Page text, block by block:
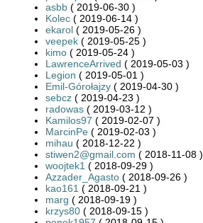
asbb ( 2019-06-30 )
Kolec ( 2019-06-14 )
ekarol ( 2019-05-26 )
veepek ( 2019-05-25 )
kimo ( 2019-05-24 )
LawrenceArrived ( 2019-05-03 )
Legion ( 2019-05-01 )
Emil-Górołajzy ( 2019-04-30 )
sebcz ( 2019-04-23 )
radowas ( 2019-03-12 )
Kamilos97 ( 2019-02-07 )
MarcinPe ( 2019-02-03 )
mihau ( 2018-12-22 )
stiwen2@gmail.com ( 2018-11-08 )
woojtek1 ( 2018-09-29 )
Azzader_Agasto ( 2018-09-26 )
kao161 ( 2018-09-21 )
marg ( 2018-09-19 )
krzys80 ( 2018-09-15 )